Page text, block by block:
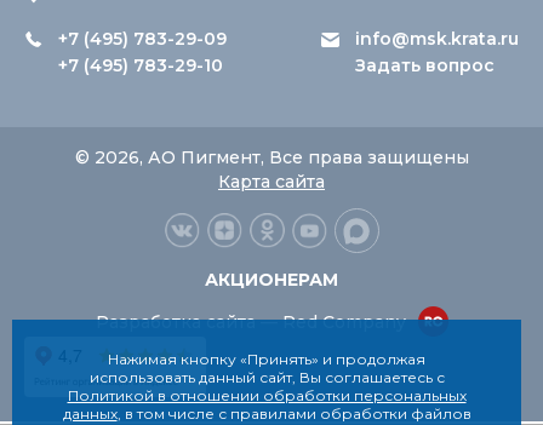
+7 (495) 783-29-09
+7 (495) 783-29-10
info@msk.krata.ru
Задать вопрос
© 2026, АО Пигмент, Все права защищены
Карта сайта
АКЦИОНЕРАМ
Разработка сайта — Red Company
Нажимая кнопку «Принять» и продолжая
использовать данный сайт, Вы соглашаетесь с
Политикой в отношении обработки персональных
данных, в том числе с правилами обработки файлов